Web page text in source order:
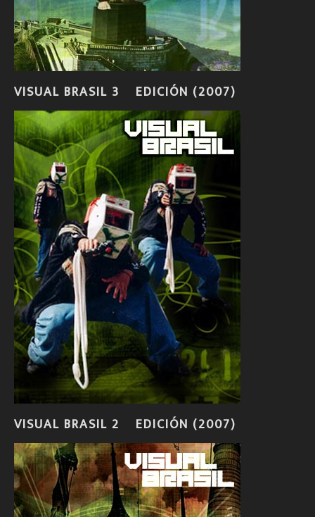
VISUAL BRASIL 3º EDICIÓN (2007)
VISUAL BRASIL 2º EDICIÓN (2007)